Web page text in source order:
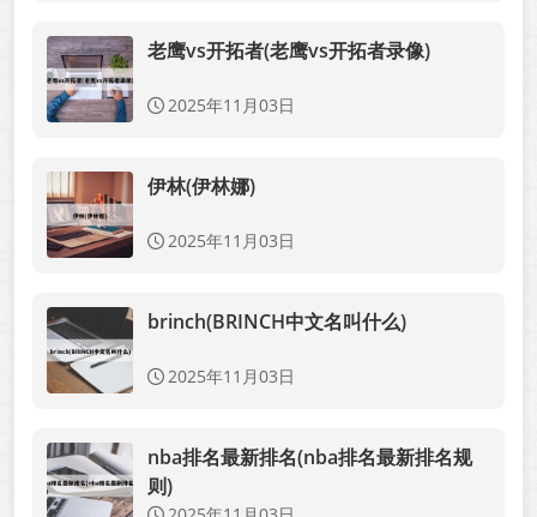
老鹰vs开拓者(老鹰vs开拓者录像)
2025年11月03日
伊林(伊林娜)
2025年11月03日
brinch(BRINCH中文名叫什么)
2025年11月03日
nba排名最新排名(nba排名最新排名规
则)